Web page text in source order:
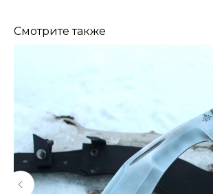
Смотрите также
КОНТАКТЫ
Консультации по телефону и онлайн.
Будем рады продемонстрировать вам
нашу продукцию. Позвоните нам или
оставьте запрос на звонок менеджера